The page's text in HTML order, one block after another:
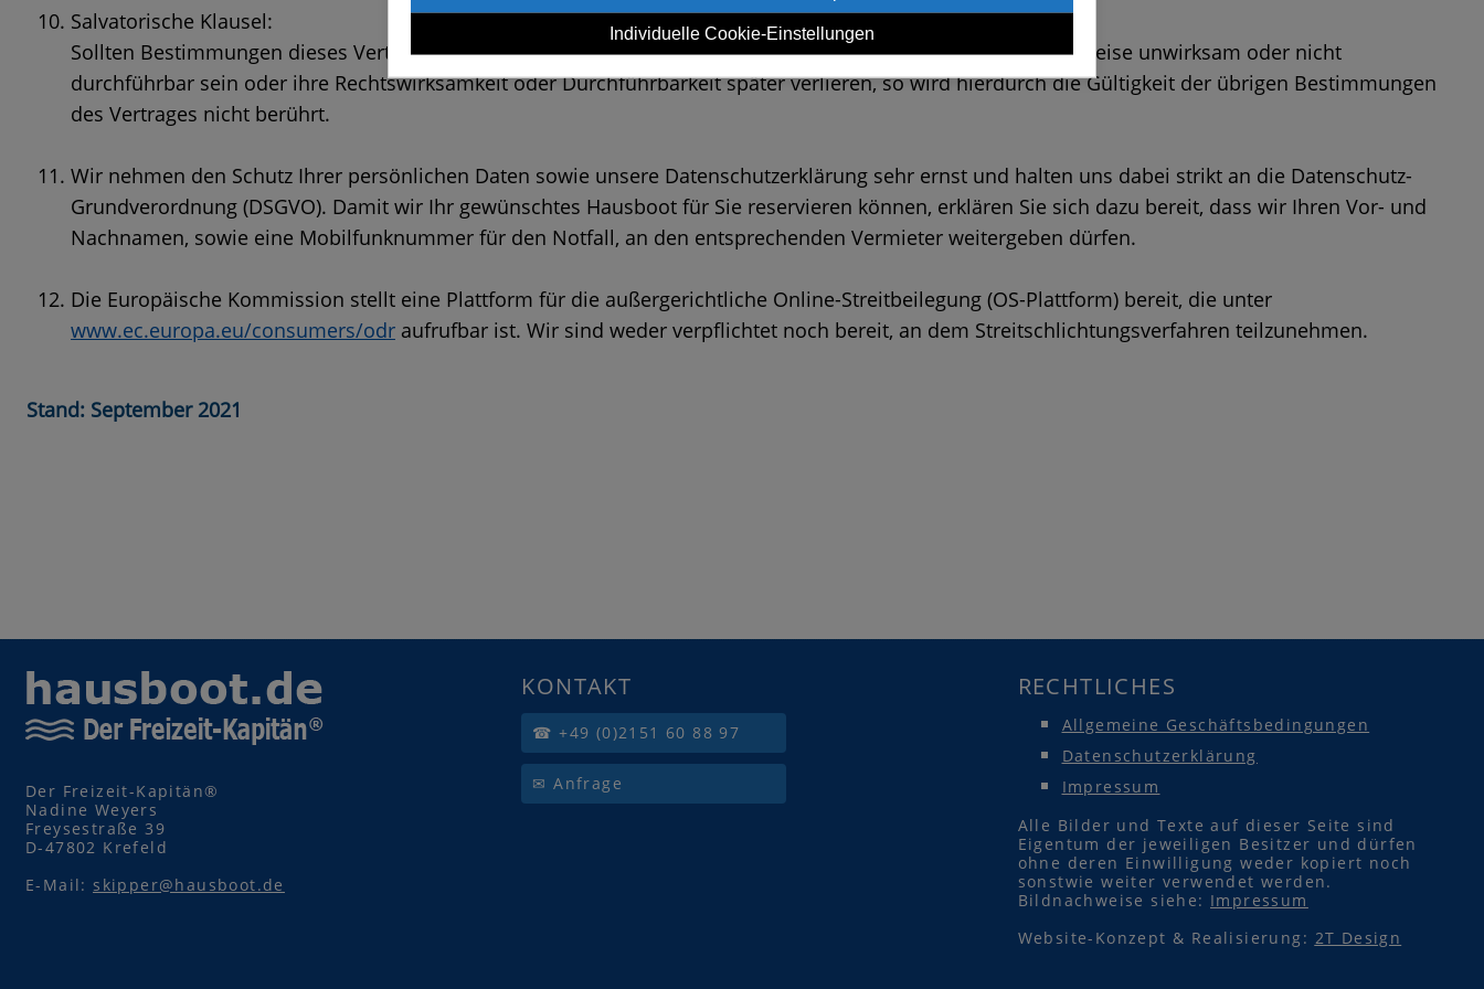
Individuelle Cookie-Einstellungen
Salvatorische Klausel:
Sollten Bestimmungen dieses Vertrages oder eine künftig in ihm aufgenommene Bestimmung ganz oder teilweise unwirksam oder nicht
durchführbar sein oder ihre Rechtswirksamkeit oder Durchführbarkeit später verlieren, so wird hierdurch die Gültigkeit der übrigen Bestimmungen
des Vertrages nicht berührt.
Wir nehmen den Schutz Ihrer persönlichen Daten sowie unsere Datenschutzerklärung sehr ernst und halten uns dabei strikt an die Datenschutz-
Grundverordnung (DSGVO). Damit wir Ihr gewünschtes Hausboot für Sie reservieren können, erklären Sie sich dazu bereit, dass wir Ihren Vor- und
Nachnamen, sowie eine Mobilfunknummer für den Notfall, an den entsprechenden Vermieter weitergeben dürfen.
Die Europäische Kommission stellt eine Plattform für die außergerichtliche Online-Streitbeilegung (OS-Plattform) bereit, die unter
www.ec.europa.eu/consumers/odr aufrufbar ist. Wir sind weder verpflichtet noch bereit, an dem Streitschlichtungsverfahren teilzunehmen.
Stand: September 2021
Der Freizeit-Kapitän®
Nadine Weyers
Freysestraße 39
D-47802 Krefeld
E-Mail: skipper@hausboot.de
KONTAKT
☎ +49 (0)2151 60 88 97
✉ Anfrage
RECHTLICHES
Allgemeine Geschäftsbedingungen
Datenschutzerklärung
Impressum
Alle Bilder und Texte auf dieser Seite sind
Eigentum der jeweiligen Besitzer und dürfen
ohne deren Einwilligung weder kopiert noch
sonstwie weiter verwendet werden.
Bildnachweise siehe: Impressum
Website-Konzept & Realisierung: 2T Design